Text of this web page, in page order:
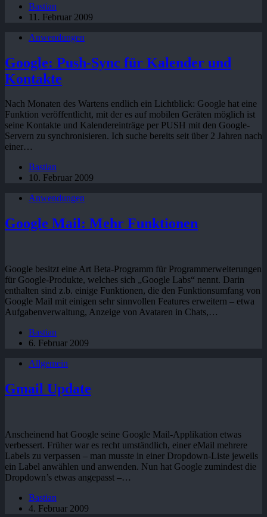
Bastian
11. Februar 2009
Anwendungen
Google: Push-Sync für Kalender und
Kontakte
Nach Monaten des Wartens endlich ein Lichtblick: Google hat eine
Funktion veröffentlicht, mit der es auf mobilen Geräten möglich ist
seine Kontakte und Kalendereinträge per PUSH mit den Google-
Servern zu synchronisieren. Ich suche bereits seit über 2 Jahren nach
einer…
Bastian
10. Februar 2009
Anwendungen
Google Mail: Mehr Funktionen
Google besitzt eine Art Beta-Programm für Programmerweiterungen
für Google-Produkte, welches sich „Google Labs“ nennt. Darin
enthalten sind z.b. einige Funktionen, die den Funktionsumfang von
Google Mail mit einigen sehr sinnvollen Features erweitern – etwa
Aufgabenverwaltung, Anzeige von Avataren in Chats,…
Bastian
6. Februar 2009
Allgemein
Gmail Update
Anscheinend hat Google seine Google Mail-Applikation etwas
verbessert. Früher war es recht umständlich, einer eMail mehrere
Labels zu verpassen – man musste in einer Dropdown-Liste jeweils
ein Label anwählen und anwenden. Nun hat Google zumindest die
Dropdown’s etwas angepasst –…
Bastian
4. Februar 2009